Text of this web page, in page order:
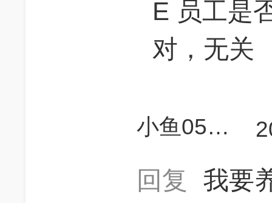
E 员工是
对，无关
小鱼0518
回复 我要